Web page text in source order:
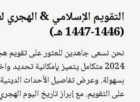
(1446-1447 هـ)
نحن نسعى جاهدين للعثور على تقويم
2024 متكامل يتميز بإمكانية
بسهولة. وعرض تفاصيل الأحداث الدينية
على التقويم. مع إبراز تاريخ اليوم